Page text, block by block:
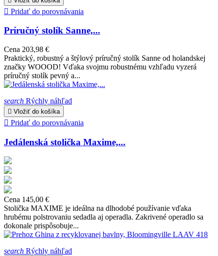
 Pridať do porovnávania
Príručný stolík Sanne,...
Cena 203,98 €
Praktický, robustný a štýlový príručný stolík Sanne od holandskej
značky WOOOD! Vďaka svojmu robustnému vzhľadu vyzerá
príručný stolík pevný a...
search Rýchly náhľad
 Vložiť do košíka
 Pridať do porovnávania
Jedálenská stolička Maxime,...
Cena 145,00 €
Stolička MAXIME je ideálna na dlhodobé používanie vďaka
hrubému polstrovaniu sedadla aj operadla. Zakrivené operadlo sa
dokonale prispôsobuje...
search Rýchly náhľad